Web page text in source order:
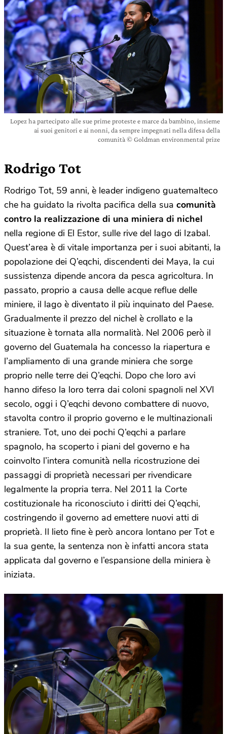
Lopez ha partecipato alle sue prime proteste e marce da bambino, insieme
ai suoi genitori e ai nonni, da sempre impegnati nella difesa della
comunità © Goldman environmental prize
Rodrigo Tot
Rodrigo Tot, 59 anni, è leader indigeno guatemalteco
che ha guidato la rivolta pacifica della sua comunità
contro la realizzazione di una miniera di nichel
nella regione di El Estor, sulle rive del lago di Izabal.
Quest’area è di vitale importanza per i suoi abitanti, la
popolazione dei Q’eqchi, discendenti dei Maya, la cui
sussistenza dipende ancora da pesca agricoltura. In
passato, proprio a causa delle acque reflue delle
miniere, il lago è diventato il più inquinato del Paese.
Gradualmente il prezzo del nichel è crollato e la
situazione è tornata alla normalità. Nel 2006 però il
governo del Guatemala ha concesso la riapertura e
l’ampliamento di una grande miniera che sorge
proprio nelle terre dei Q’eqchi. Dopo che loro avi
hanno difeso la loro terra dai coloni spagnoli nel XVI
secolo, oggi i Q’eqchi devono combattere di nuovo,
stavolta contro il proprio governo e le multinazionali
straniere. Tot, uno dei pochi Q’eqchi a parlare
spagnolo, ha scoperto i piani del governo e ha
coinvolto l’intera comunità nella ricostruzione dei
passaggi di proprietà necessari per rivendicare
legalmente la propria terra. Nel 2011 la Corte
costituzionale ha riconosciuto i diritti dei Q’eqchi,
costringendo il governo ad emettere nuovi atti di
proprietà. Il lieto fine è però ancora lontano per Tot e
la sua gente, la sentenza non è infatti ancora stata
applicata dal governo e l’espansione della miniera è
iniziata.